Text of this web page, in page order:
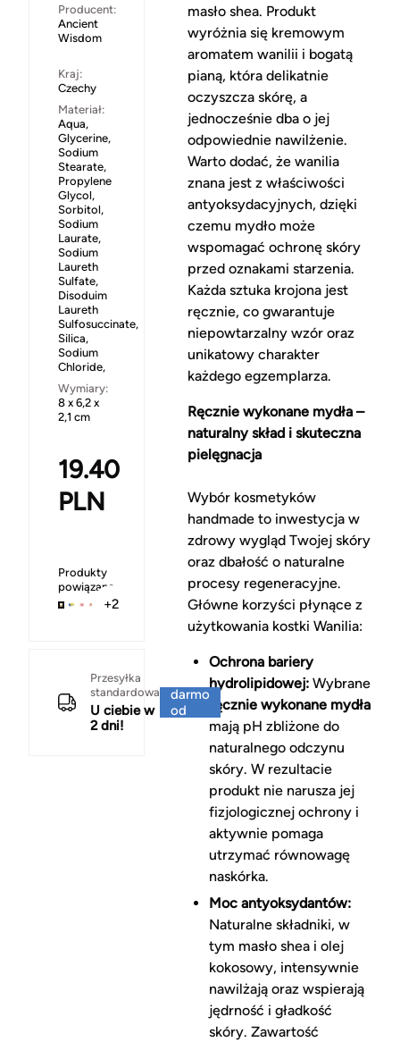
Producent:
Ancient
Wisdom
Kraj:
Czechy
Materiał:
Aqua,
Glycerine,
Sodium
Stearate,
Propylene
Glycol,
Sorbitol,
Sodium
Laurate,
Sodium
Laureth
Sulfate,
Disoduim
Laureth
Sulfosuccinate,
Silica,
Sodium
Chloride,
Wymiary:
8 x 6,2 x
2,1 cm
19.40
PLN
Produkty
powiązane
+2
Przesyłka
standardowa
U ciebie w
2 dni!
darmo
od
masło shea. Produkt
wyróżnia się kremowym
aromatem wanilii i bogatą
pianą, która delikatnie
oczyszcza skórę, a
jednocześnie dba o jej
odpowiednie nawilżenie.
Warto dodać, że wanilia
znana jest z właściwości
antyoksydacyjnych, dzięki
czemu mydło może
wspomagać ochronę skóry
przed oznakami starzenia.
Każda sztuka krojona jest
ręcznie, co gwarantuje
niepowtarzalny wzór oraz
unikatowy charakter
każdego egzemplarza.
Ręcznie wykonane mydła –
naturalny skład i skuteczna
pielęgnacja
Wybór kosmetyków
handmade to inwestycja w
zdrowy wygląd Twojej skóry
oraz dbałość o naturalne
procesy regeneracyjne.
Główne korzyści płynące z
użytkowania kostki Wanilia:
Ochrona bariery
hydrolipidowej:Wybrane
ręcznie wykonane mydła
mają pH zbliżone do
naturalnego odczynu
skóry. W rezultacie
produkt nie narusza jej
fizjologicznej ochrony i
aktywnie pomaga
utrzymać równowagę
naskórka.
Moc antyoksydantów:
Naturalne składniki, w
tym masło shea i olej
kokosowy, intensywnie
nawilżają oraz wspierają
jędrność i gładkość
skóry. Zawartość